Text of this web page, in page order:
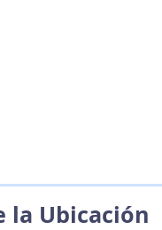
la Ubicación